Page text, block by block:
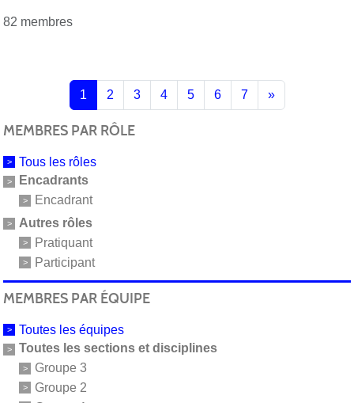
82 membres
1 2 3 4 5 6 7 »
MEMBRES PAR RÔLE
Tous les rôles
Encadrants
Encadrant
Autres rôles
Pratiquant
Participant
MEMBRES PAR ÉQUIPE
Toutes les équipes
Toutes les sections et disciplines
Groupe 3
Groupe 2